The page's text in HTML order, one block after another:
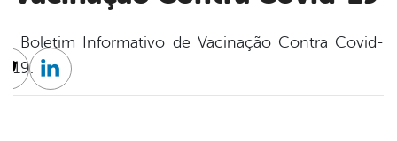
Boletim Informativo de Vacinação Contra Covid-
19.
Twitter
Linkedin